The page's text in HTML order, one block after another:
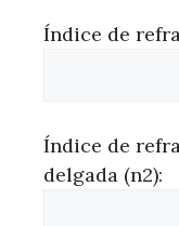
Índice de
Índice de
delgada (n2):